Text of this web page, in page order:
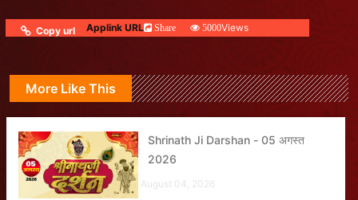
Copy url Applink URL Share 5000Views
More Like This
Shrinath Ji Darshan - 05 अगस्त
2026
August 04, 2026